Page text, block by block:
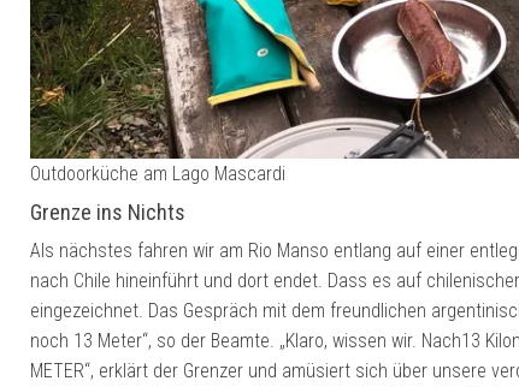
Outdoorküche am Lago Mascardi
Grenze ins Nichts
Als nächstes fahren wir am Rio Manso entlang auf einer
nach Chile hineinführt und dort endet. Dass es auf
eingezeichnet. Das Gespräch mit dem freundlichen
noch 13 Meter“, so der Beamte. „Klaro, wissen wir. Nach13
METER“, erklärt der Grenzer und amüsiert sich über unsere